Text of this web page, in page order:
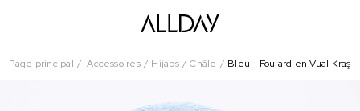
Page principal Accessoires Hijabs Châle Bleu - Foulard en Vual Kraş